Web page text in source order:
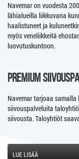
Navemar on vuodesta
lähialueilla liikkuvana
haalistuneet ja
myös veneliikkeitä
luovutuskuntoon.
PREMIUM
Navemar tarjoaa
siivouspalveluita
siivousta. Taloyhtiöt
LUE LISÄÄ